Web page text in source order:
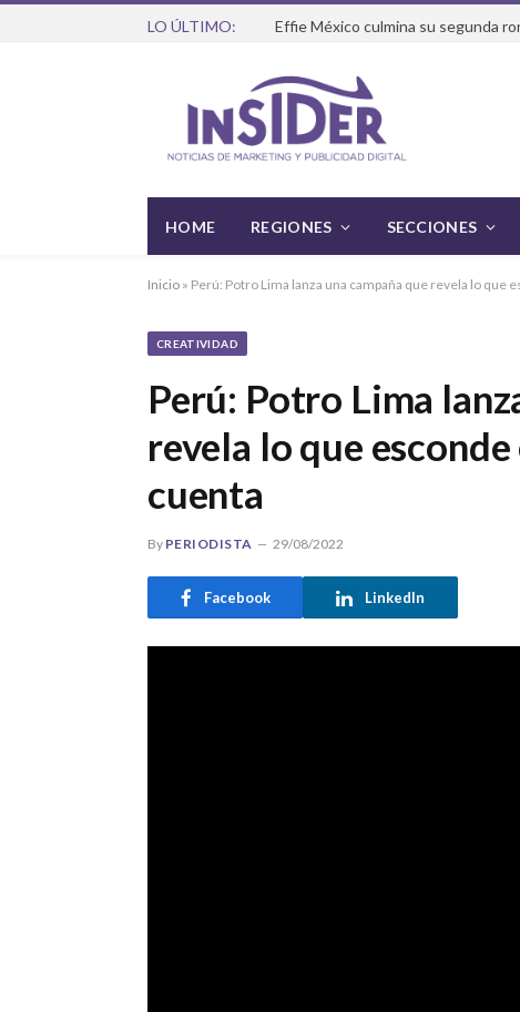
LO ÚLTIMO: Effie México culmina su segunda
HOME REGIONES SECCIONES
Inicio » Perú: Potro Lima lanza una campaña que revela lo que
CREATIVIDAD
Perú: Potro Lima
revela lo que
cuenta
By PERIODISTA 29/08/2022
Facebook LinkedIn